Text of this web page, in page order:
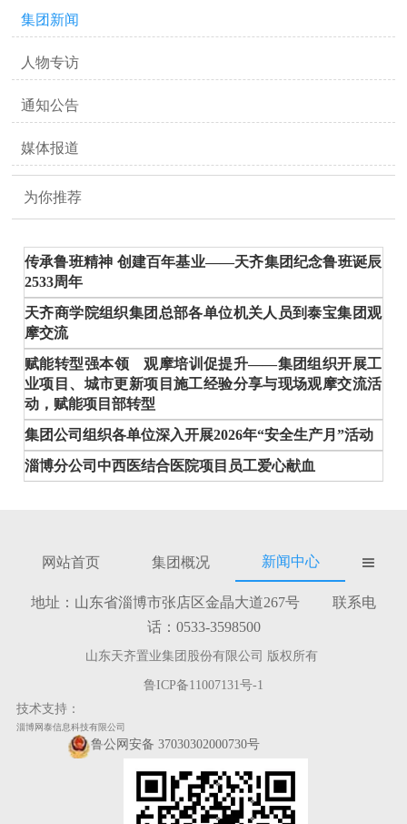
集团新闻
人物专访
通知公告
媒体报道
为你推荐
传承鲁班精神 创建百年基业——天齐集团纪念鲁班诞辰
2533周年
天齐商学院组织集团总部各单位机关人员到泰宝集团观
摩交流
赋能转型强本领 观摩培训促提升——集团组织开展工
业项目、城市更新项目施工经验分享与现场观摩交流活
动，赋能项目部转型
集团公司组织各单位深入开展2026年“安全生产月”活动
淄博分公司中西医结合医院项目员工爱心献血
网站首页 集团概况 新闻中心 
地址：山东省淄博市张店区金晶大道267号 联系电
话：0533-3598500
山东天齐置业集团股份有限公司 版权所有
鲁ICP备11007131号-1
技术支持：
淄博网泰信息科技有限公司
鲁公网安备 37030302000730号